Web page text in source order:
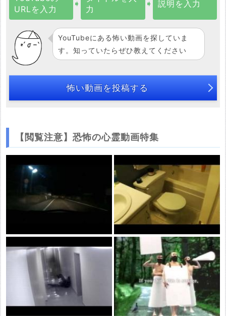
URLを入力
➧
力
➧ 説明を入力
YouTubeにある怖い動画を探していま
す。知っていたらぜひ教えてください
怖い動画を投稿する
【閲覧注意】恐怖の心霊動画特集